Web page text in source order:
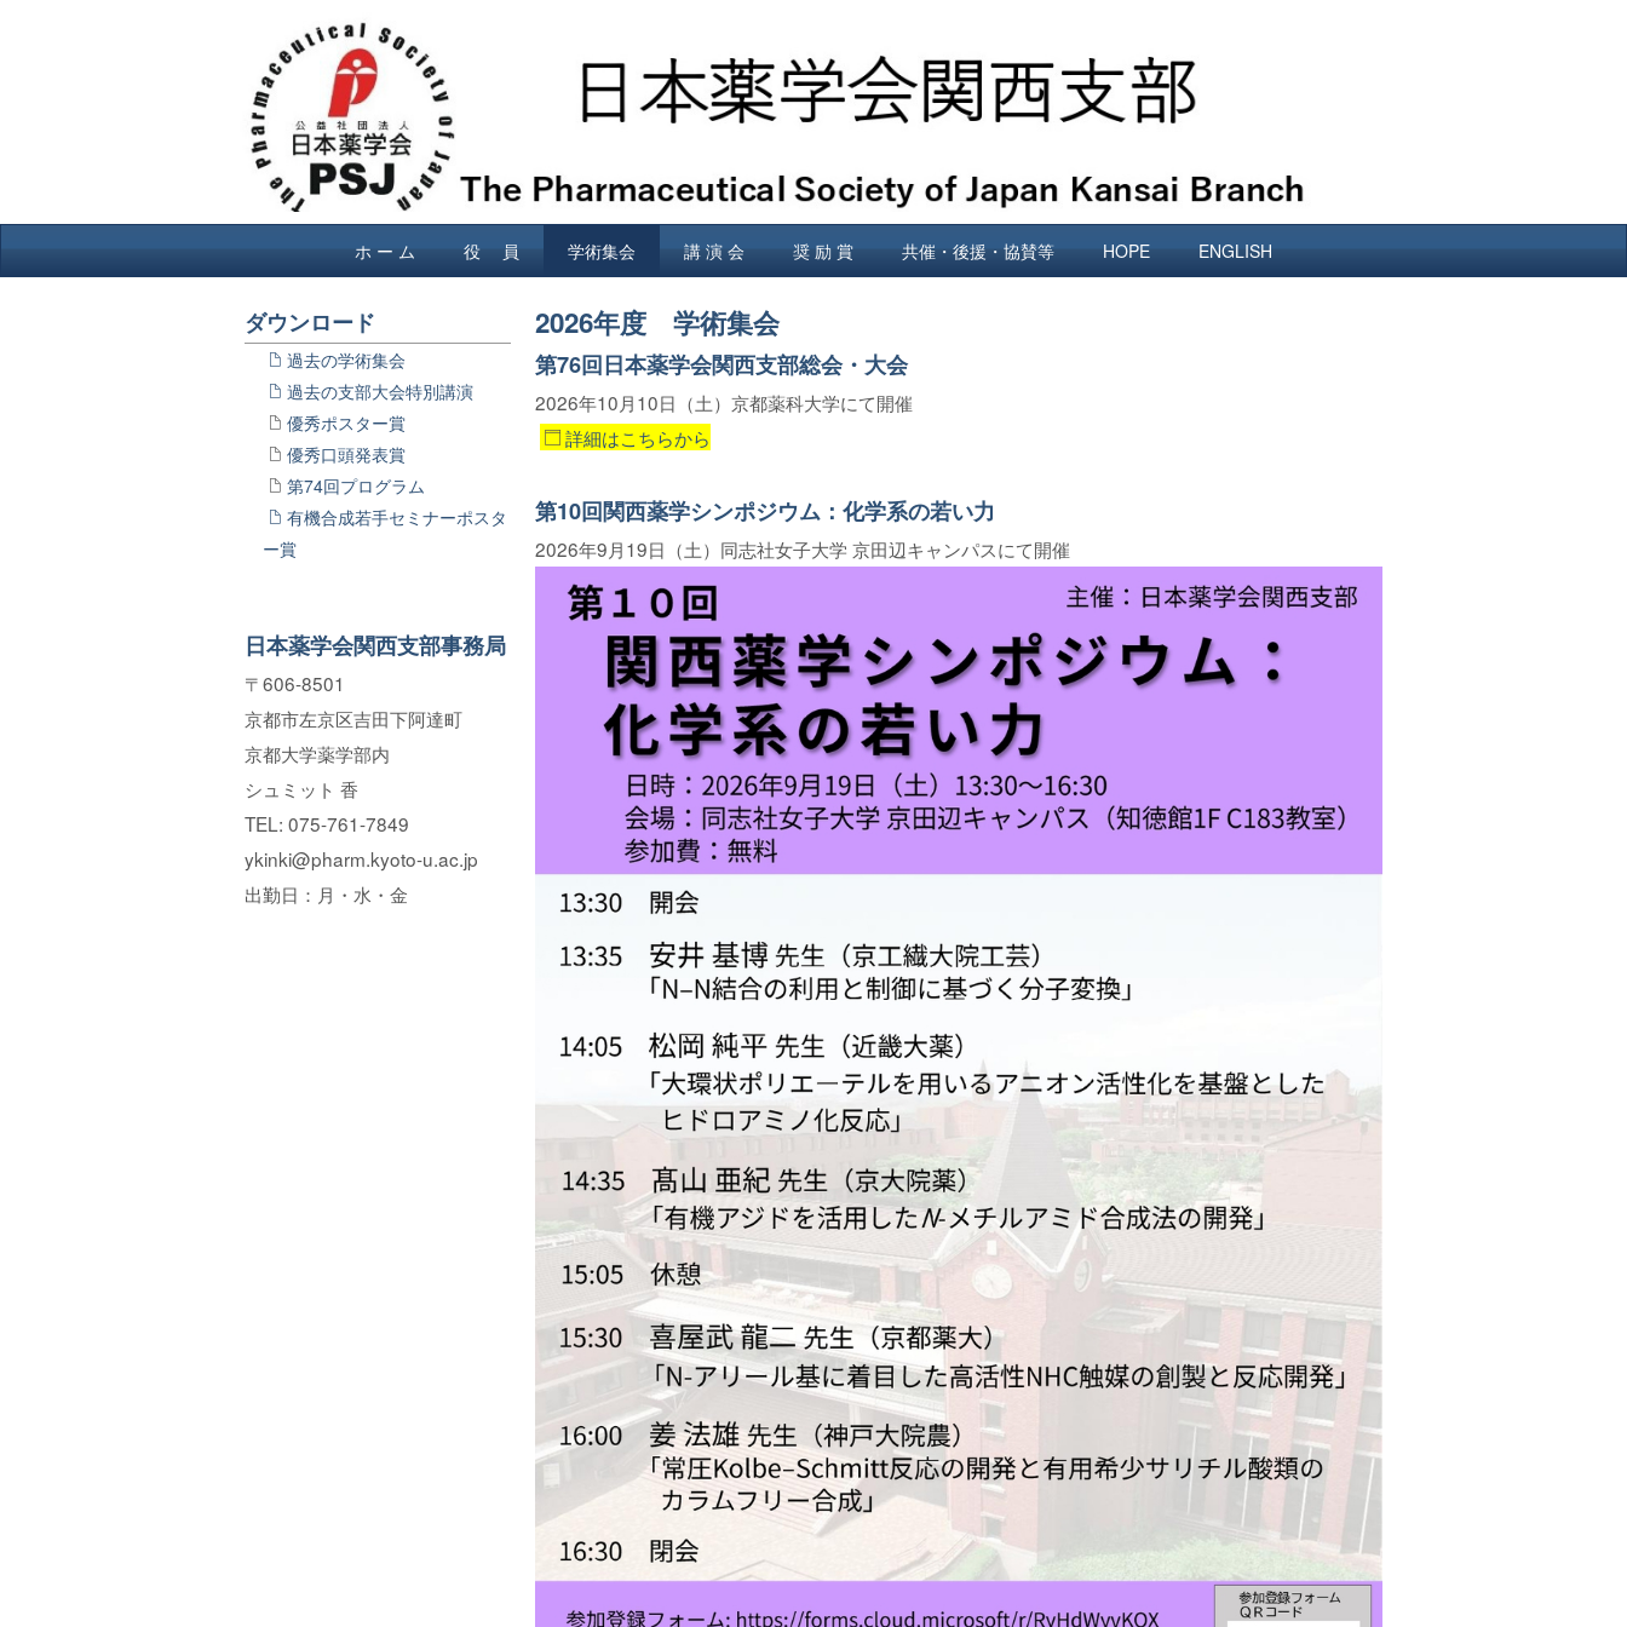
ホ ー ム 役 員 学術集会 講 演 会 奨 励 賞 共催・後援・協賛等 HOPE ENGLISH
2026年度 学術集会
第76回日本薬学会関西支部総会・大会
2026年10月10日（土）京都薬科大学にて開催
詳細はこちらから
第10回関西薬学シンポジウム：化学系の若い力
2026年9月19日（土）同志社女子大学 京田辺キャンパスにて開催
ダウンロード
過去の学術集会
過去の支部大会特別講演
優秀ポスター賞
優秀口頭発表賞
第74回プログラム
有機合成若手セミナーポスタ
ー賞
日本薬学会関西支部事務局
〒606-8501
京都市左京区吉田下阿達町
京都大学薬学部内
シュミット 香
TEL: 075-761-7849
ykinki@pharm.kyoto-u.ac.jp
出勤日：月・水・金